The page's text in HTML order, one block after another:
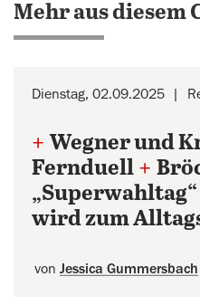
Mehr aus diesem
Dienstag, 02.09.2025
+ Wegner und
Fernduell +
„Superwahltag“
wird zum
von Jessica Gummersbach